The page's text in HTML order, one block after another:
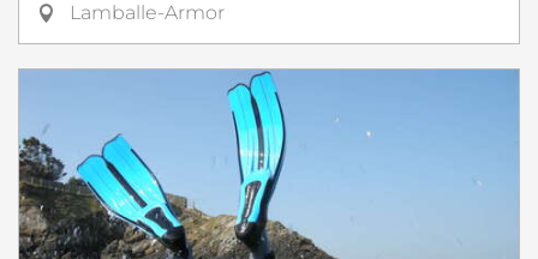
Lamballe-Armor